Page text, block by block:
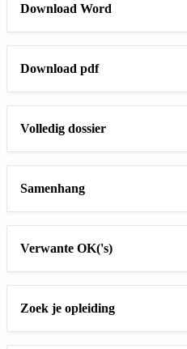
Download Word
Download pdf
Volledig dossier
Samenhang
Verwante OK('s)
Zoek je opleiding